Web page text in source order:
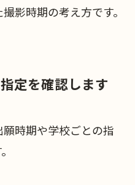
影時期の考え方です。
定を確認します
時期や学校ごとの指